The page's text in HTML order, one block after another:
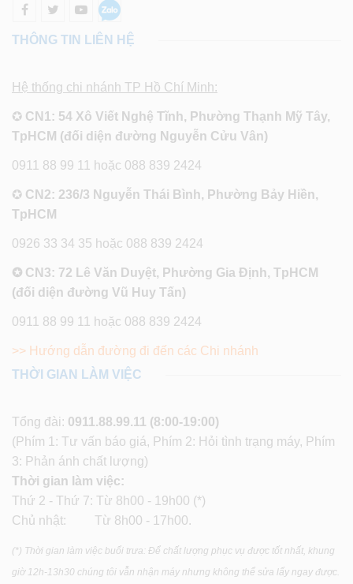
THÔNG TIN LIÊN HỆ
Hệ thống chi nhánh TP Hồ Chí Minh:
✪ CN1: 54 Xô Viết Nghệ Tĩnh, Phường Thạnh Mỹ Tây,
TpHCM (đối diện đường Nguyễn Cửu Vân)
0911 88 99 11 hoặc 088 839 2424
✪ CN2: 236/3 Nguyễn Thái Bình, Phường Bảy Hiền,
TpHCM
0926 33 34 35 hoặc 088 839 2424
✪ CN3: 72 Lê Văn Duyệt, Phường Gia Định, TpHCM
(đối diện đường Vũ Huy Tấn)
0911 88 99 11 hoặc 088 839 2424
>> Hướng dẫn đường đi đến các Chi nhánh
THỜI GIAN LÀM VIỆC
Tổng đài: 0911.88.99.11 (8:00-19:00)
(Phím 1: Tư vấn báo giá, Phím 2: Hỏi tình trạng máy, Phím
3: Phản ánh chất lượng)
Thời gian làm việc:
Thứ 2 - Thứ 7: Từ 8h00 - 19h00 (*)
Chủ nhật: Từ 8h00 - 17h00.
(*) Thời gian làm việc buổi trưa: Để chất lượng phục vụ được tốt nhất, khung
giờ 12h-13h30 chúng tôi vẫn nhận máy nhưng không thể sửa lấy ngay được.